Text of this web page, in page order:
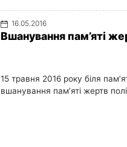
16.05.2016
Вшанування пам’яті
15 травня 2016 року біля
вшанування пам’яті жертв